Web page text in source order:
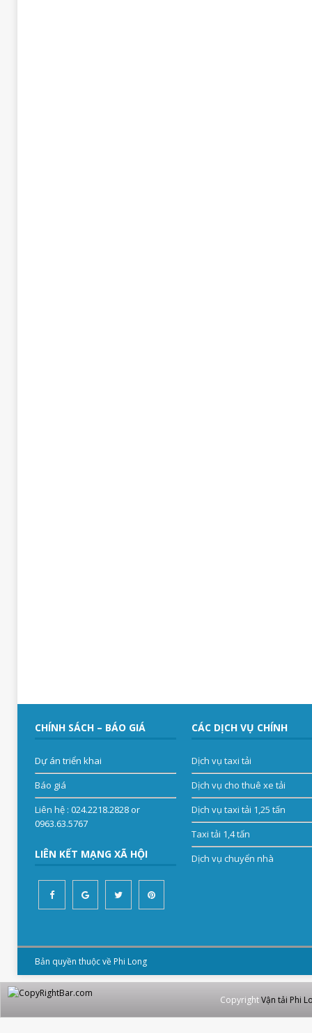
CHÍNH SÁCH – BÁO GIÁ
Dự án triển khai
Báo giá
Liên hệ: 024.2218.2828 or
0963.63.5767
LIÊN KẾT MẠNG XÃ HỘI
CÁC DỊCH VỤ CHÍNH
Dịch vụ taxi tải
Dịch vụ cho thuê xe tải
Dịch vụ taxi tải 1,25 tấn
Taxi tải 1,4 tấn
Dịch vụ chuyển nhà
Bản quyền thuộc về Phi Long
CopyrightVận tải Phi